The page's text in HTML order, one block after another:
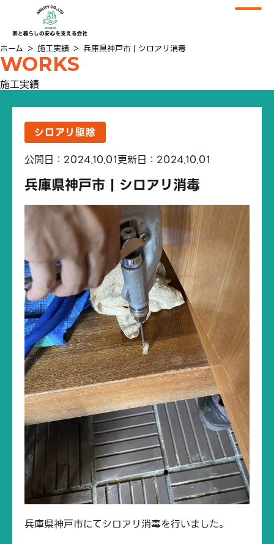
ホーム ＞ 施工実績 ＞ 兵庫県神戸市 | シロアリ消毒
WORKS
施工実績
シロアリ駆除
公開日：2024.10.01更新日：2024.10.01
兵庫県神戸市 | シロアリ消毒
兵庫県神戸市にてシロアリ消毒を行いました。